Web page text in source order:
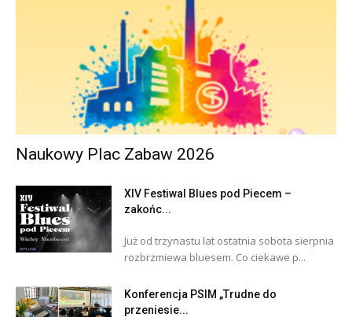
Naukowy Plac Zabaw 2026
XIV Festiwal Blues pod Piecem –
zakońc...
Już od trzynastu lat ostatnia sobota sierpnia
rozbrzmiewa bluesem. Co ciekawe p...
Konferencja PSIM „Trudne do
przeniesie...